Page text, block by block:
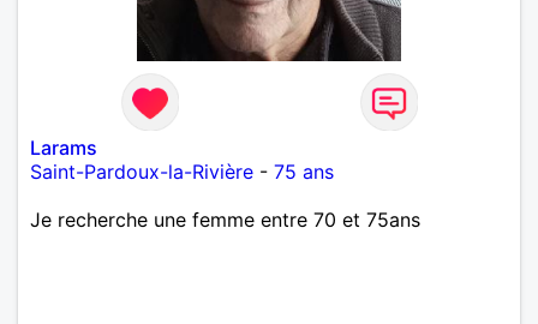
Larams
Saint-Pardoux-la-Rivière - 75 ans
Je recherche une femme entre 70 et 75ans